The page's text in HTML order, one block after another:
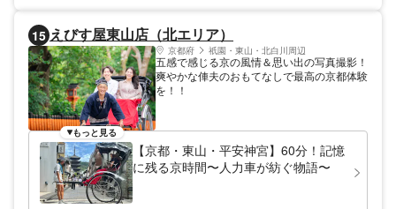
15 えびす屋東山店（北エリア）
京都府 祇園・東山・北白川周辺
五感で感じる京の風情＆思い出の写真撮影！
爽やかな俥夫のおもてなしで最高の京都体験
を！！
もっと見る
【京都・東山・平安神宮】60分！記憶
に残る京時間〜人力車が紡ぐ物語〜